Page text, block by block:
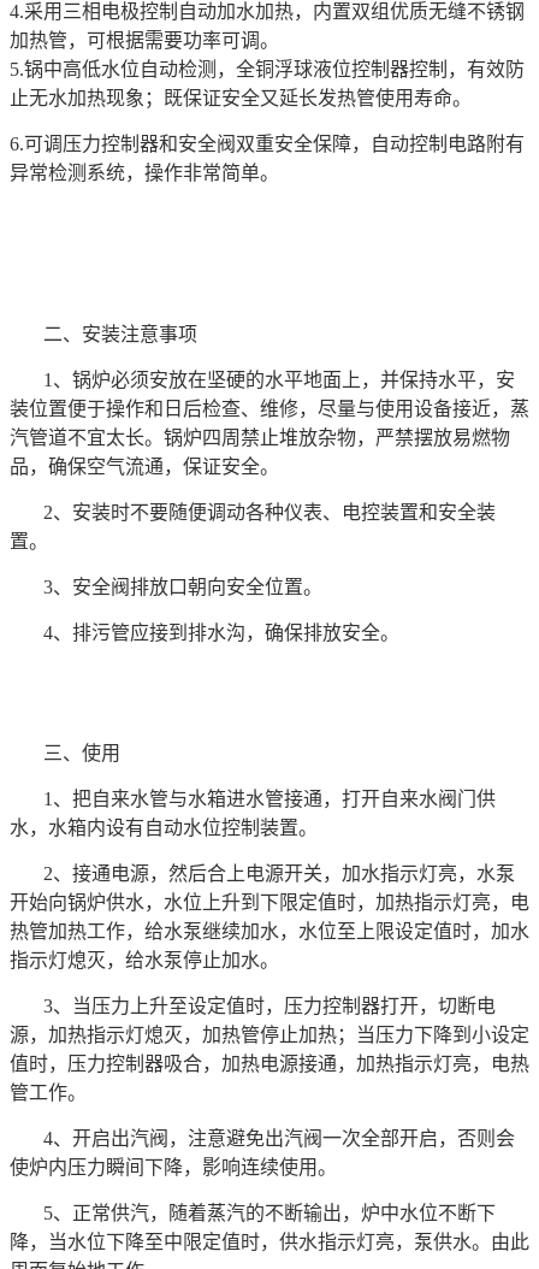
4.采用三相电极控制自动加水加热，内置双组优质无缝不锈钢
加热管，可根据需要功率可调。
5.锅中高低水位自动检测，全铜浮球液位控制器控制，有效防
止无水加热现象；既保证安全又延长发热管使用寿命。
6.可调压力控制器和安全阀双重安全保障，自动控制电路附有
异常检测系统，操作非常简单。
二、安装注意事项
1、锅炉必须安放在坚硬的水平地面上，并保持水平，安
装位置便于操作和日后检查、维修，尽量与使用设备接近，蒸
汽管道不宜太长。锅炉四周禁止堆放杂物，严禁摆放易燃物
品，确保空气流通，保证安全。
2、安装时不要随便调动各种仪表、电控装置和安全装
置。
3、安全阀排放口朝向安全位置。
4、排污管应接到排水沟，确保排放安全。
三、使用
1、把自来水管与水箱进水管接通，打开自来水阀门供
水，水箱内设有自动水位控制装置。
2、接通电源，然后合上电源开关，加水指示灯亮，水泵
开始向锅炉供水，水位上升到下限定值时，加热指示灯亮，电
热管加热工作，给水泵继续加水，水位至上限设定值时，加水
指示灯熄灭，给水泵停止加水。
3、当压力上升至设定值时，压力控制器打开，切断电
源，加热指示灯熄灭，加热管停止加热；当压力下降到小设定
值时，压力控制器吸合，加热电源接通，加热指示灯亮，电热
管工作。
4、开启出汽阀，注意避免出汽阀一次全部开启，否则会
使炉内压力瞬间下降，影响连续使用。
5、正常供汽，随着蒸汽的不断输出，炉中水位不断下
降，当水位下降至中限定值时，供水指示灯亮，泵供水。由此